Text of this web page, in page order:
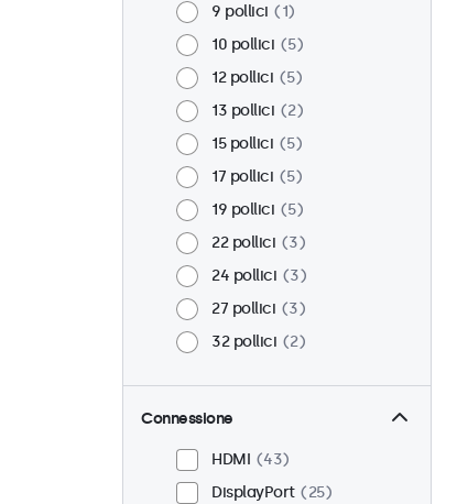
9 pollici
1
10 pollici
5
12 pollici
5
13 pollici
2
15 pollici
5
17 pollici
5
19 pollici
5
22 pollici
3
24 pollici
3
27 pollici
3
32 pollici
2
Connessione
HDMI
43
DisplayPort
25